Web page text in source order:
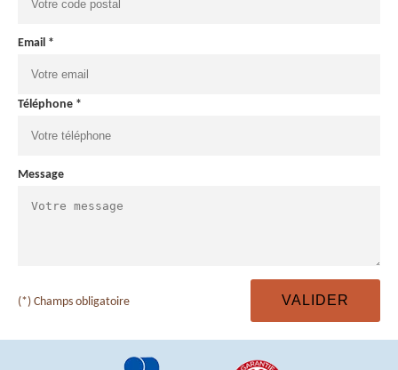
Email *
Téléphone *
Message
(*) Champs obligatoire